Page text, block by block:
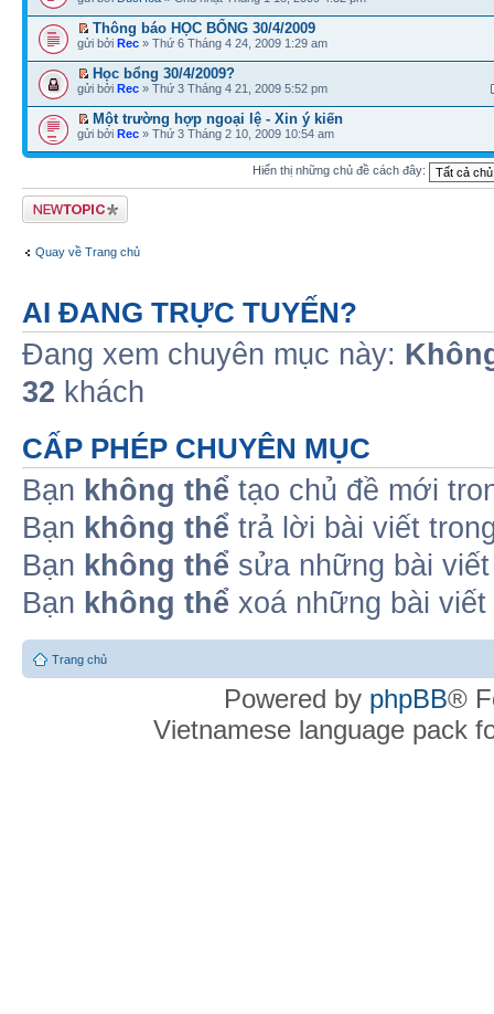
Thông báo HỌC BỔNG 30/4/2009
gửi bởi Rec » Thứ 6 Tháng 4 24, 2009 1:29 am
Học bổng 30/4/2009?
gửi bởi Rec » Thứ 3 Tháng 4 21, 2009 5:52 pm
Một trường hợp ngoại lệ - Xin ý kiến
gửi bởi Rec » Thứ 3 Tháng 2 10, 2009 10:54 am
Hiển thị những chủ đề cách đây:
Tạo chủ đề mới
Quay về Trang chủ
AI ĐANG TRỰC TUYẾN?
Đang xem chuyên mục này:
32 khách
CẤP PHÉP CHUYÊN MỤC
Bạn không thể tạo chủ đề mới
Bạn không thể trả lời bài viết
Bạn không thể sửa những bài
Bạn không thể xoá những bài
Trang chủ
Powered by phpBB®
Vietnamese language pack